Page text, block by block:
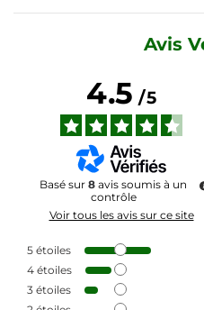
Avis
4.5/5
Basé sur 8 avis soumis à un
contrôle
Voir tous les avis sur ce site
5 étoiles
4 étoiles
3 étoiles